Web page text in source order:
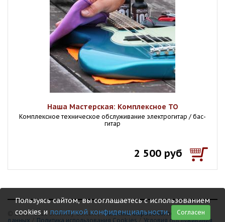
Наша Мастерская: Комплексное ТО
Комплексное техническое обслуживание электрогитар / бас-
гитар
2 500 руб
© 1999 - 2026 Shamray Guitars /Политика обработки персональных
данных
Политика использования Сookies Условия обслуживания
Пользуясь сайтом, вы соглашаетесь с использованием
cookies и политикой конфиденциальности. Согласен